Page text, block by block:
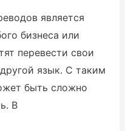
является
бизнеса или
перевести свои
язык. С таким
быть сложно
В